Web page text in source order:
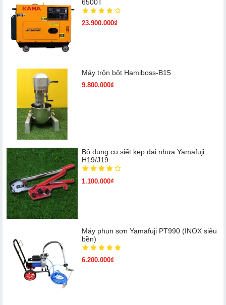
6500T
23.900.000₫
Máy trộn bột Hamiboss-B15
9.800.000₫
Bộ dụng cụ siết kẹp đai nhựa Yamafuji
H19/J19
1.100.000₫
Máy phun sơn Yamafuji PT990 (INOX siêu
bền)
6.200.000₫